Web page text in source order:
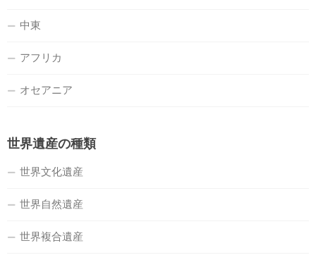
中東
アフリカ
オセアニア
世界遺産の種類
世界文化遺産
世界自然遺産
世界複合遺産